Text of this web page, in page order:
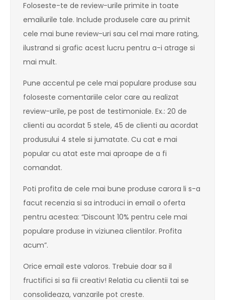
Foloseste-te de review-urile primite in toate
emailurile tale. Include produsele care au primit
cele mai bune review-uri sau cel mai mare rating,
ilustrand si grafic acest lucru pentru a-i atrage si
mai mult.
Pune accentul pe cele mai populare produse sau
foloseste comentariile celor care au realizat
review-urile, pe post de testimoniale. Ex.: 20 de
clienti au acordat 5 stele, 45 de clienti au acordat
produsului 4 stele si jumatate. Cu cat e mai
popular cu atat este mai aproape de a fi
comandat.
Poti profita de cele mai bune produse carora li s-a
facut recenzia si sa introduci in email o oferta
pentru acestea: “Discount 10% pentru cele mai
populare produse in viziunea clientilor. Profita
acum”.
Orice email este valoros. Trebuie doar sa il
fructifici si sa fii creativ! Relatia cu clientii tai se
consolideaza, vanzarile pot creste.